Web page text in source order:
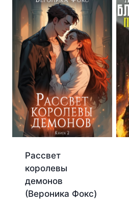
Рассвет
королевы
демонов
(Вероника Фокс)